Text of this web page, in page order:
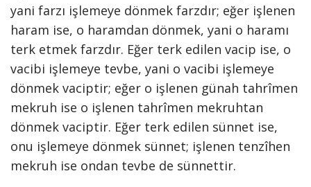
yani farzı işlemeye dönmek farzdır; eğer işlenen
haram ise, o haramdan dönmek, yani o haramı
terk etmek farzdır. Eğer terk edilen vacip ise, o
vacibi işlemeye tevbe, yani o vacibi işlemeye
dönmek vaciptir; eğer o işlenen günah tahrîmen
mekruh ise o işlenen tahrîmen mekruhtan
dönmek vaciptir. Eğer terk edilen sünnet ise,
onu işlemeye dönmek sünnet; işlenen tenzîhen
mekruh ise ondan tevbe de sünnettir.